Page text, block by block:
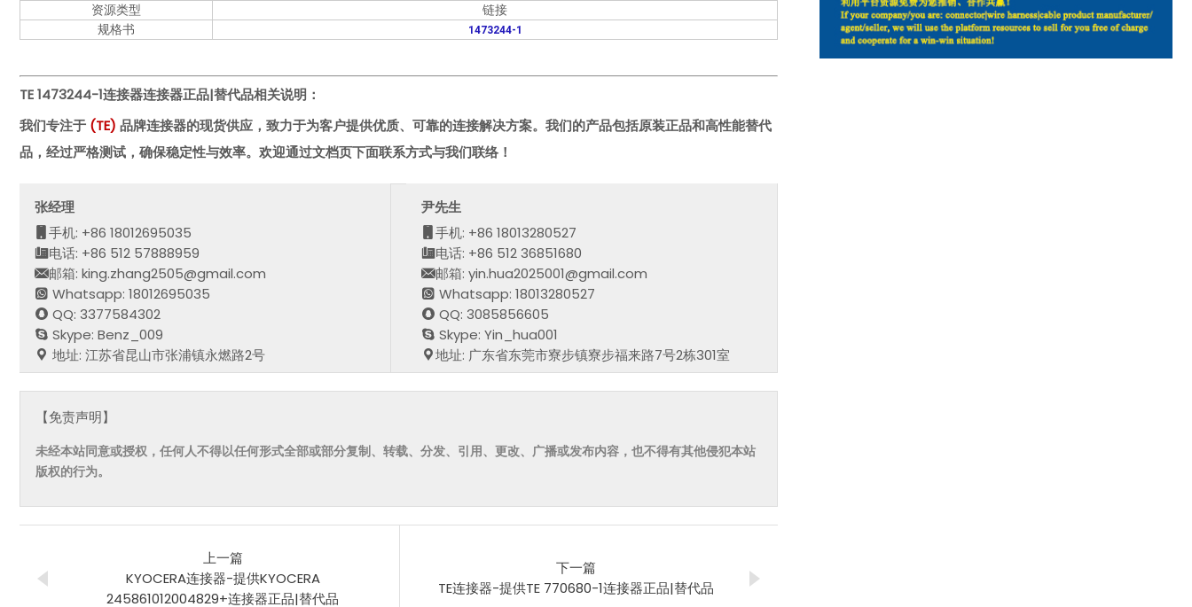
资源类型
链接
规格书
1473244-1
TE 1473244-1连接器连接器正品|替代品相关说明：
我们专注于 (TE) 品牌连接器的现货供应，致力于为客户提供优质、可靠的连接解决方案。我们的产品包括原装正品和高性能替代
品，经过严格测试，确保稳定性与效率。欢迎通过文档页下面联系方式与我们联络！
张经理
手机: +86 18012695035
电话: +86 512 57888959
邮箱: king.zhang2505@gmail.com
Whatsapp: 18012695035
QQ: 3377584302
Skype: Benz_009
地址: 江苏省昆山市张浦镇永燃路2号
尹先生
手机: +86 18013280527
电话: +86 512 36851680
邮箱: yin.hua2025001@gmail.com
Whatsapp: 18013280527
QQ: 3085856605
Skype: Yin_hua001
地址: 广东省东莞市寮步镇寮步福来路7号2栋301室
【免责声明】
未经本站同意或授权，任何人不得以任何形式全部或部分复制、转载、分发、引用、更改、广播或发布内容，也不得有其他侵犯本站
版权的行为。
上一篇
KYOCERA连接器-提供KYOCERA
245861012004829+连接器正品|替代品
下一篇
TE连接器-提供TE 770680-1连接器正品|替代品